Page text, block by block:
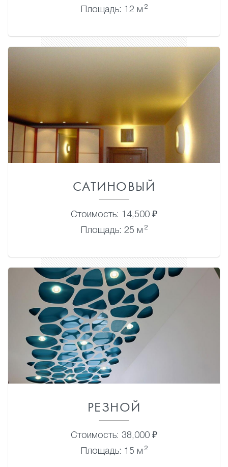
Площадь: 12 м 2
САТИНОВЫЙ
Стоимость: 14,500 ₽
Площадь: 25 м 2
РЕЗНОЙ
Стоимость: 38,000 ₽
Площадь: 15 м 2